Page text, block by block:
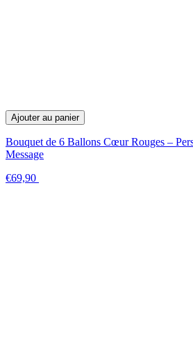
Ajouter au panier
Bouquet de 6 Ballons Cœur Rouges –
Message
€69,90